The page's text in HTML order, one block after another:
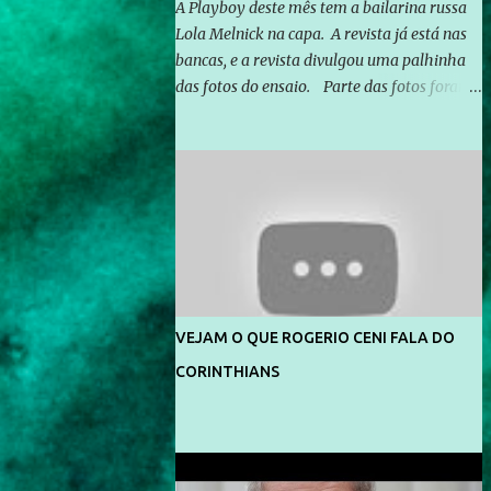
A Playboy deste mês tem a bailarina russa
Lola Melnick na capa. A revista já está nas
bancas, e a revista divulgou uma palhinha
das fotos do ensaio. Parte das fotos foram
divulga capa e primeiras fotos de Lola
Melnick - @aredacao
VEJAM O QUE ROGERIO CENI FALA DO
CORINTHIANS